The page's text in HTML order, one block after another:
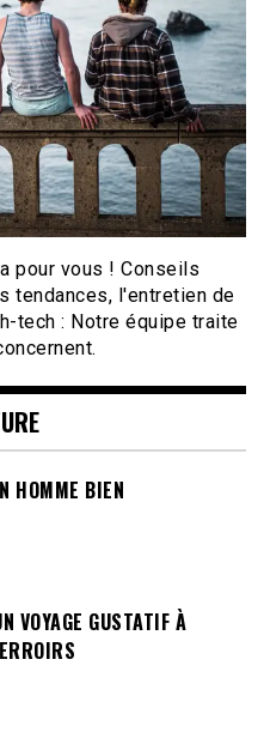
pour vous ! Conseils
tendances, l'entretien de
tech : Notre équipe traite
HOMME BIEN
VOYAGE GUSTATIF À